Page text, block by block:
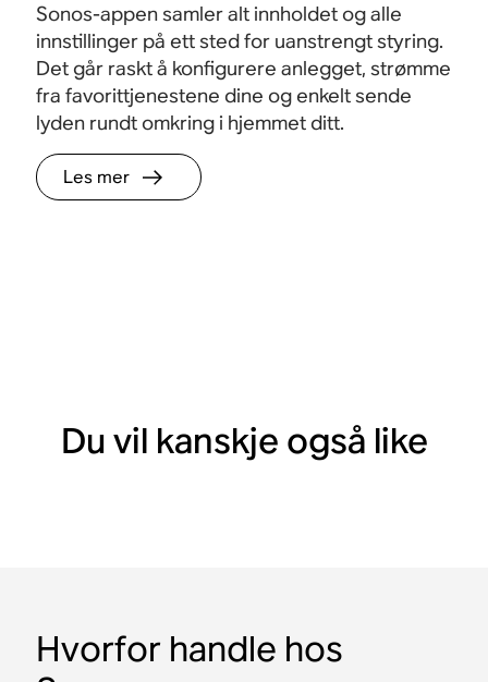
Sonos-appen samler alt innholdet og alle
innstillinger på ett sted for uanstrengt styring.
Det går raskt å konfigurere anlegget, strømme
fra favorittjenestene dine og enkelt sende
lyden rundt omkring i hjemmet ditt.
Les mer
Du vil kanskje også like
Hvorfor handle hos